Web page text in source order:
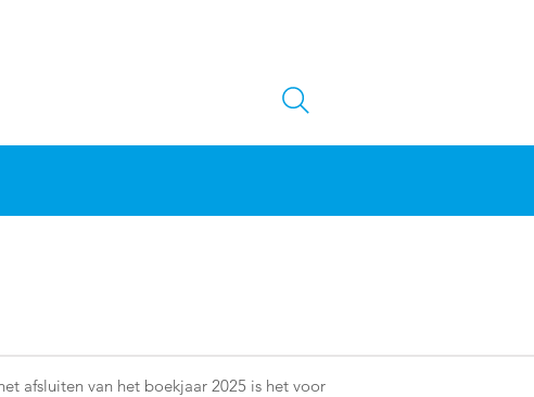
afsluiten van het boekjaar 2025 is het voor